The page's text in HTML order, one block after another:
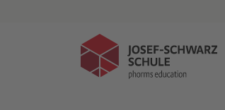
Kind anmelden